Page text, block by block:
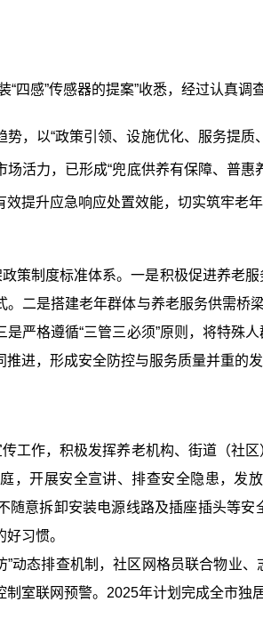
四感”传感器的提案”收悉，经过认真调
，以“政策引领、设施优化、服务提
活力，已形成“兜底供养有保障、普
提升应急响应处置效能，切实筑牢老年
策制度标准体系。一是积极促进养
二是搭建老年群体与养老服务供需桥
严格遵循“三管三必须”原则，将特
进，形成安全防控与服务质量并重的发
工作，积极发挥养老机构、街道（
，开展安全宣讲、排查安全隐患，
随意拆卸安装电源线路及插座插头等
习惯。
”动态排查机制，社区网格员联合物业
室联网预警。2025年计划完成全市独